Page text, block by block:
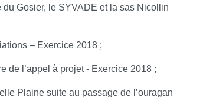
Gosier, le SYVADE et la sas Nicollin
– Exercice 2018 ;
de l’appel à projet - Exercice 2018 ;
Plaine suite au passage de l’ouragan